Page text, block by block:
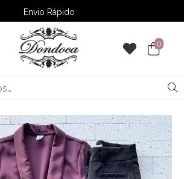
Envio Rápido
➚ Ofertas– Até 60% OFF
0